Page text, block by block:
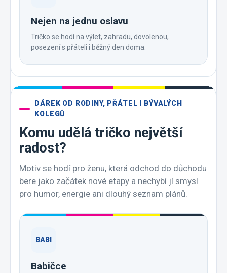
Nejen na jednu oslavu
Tričko se hodí na výlet, zahradu, dovolenou,
posezení s přáteli i běžný den doma.
DÁREK OD RODINY, PŘÁTEL I BÝVALÝCH
KOLEGŮ
Komu udělá tričko největší
radost?
Motiv se hodí pro ženu, která odchod do důchodu
bere jako začátek nové etapy a nechybí jí smysl
pro humor, energie ani dlouhý seznam plánů.
BABI
Babičce